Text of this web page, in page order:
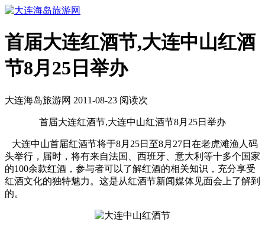
首届大连红酒节,大连中山红酒
节8月25日举办
大连海岛旅游网 2011-08-23 阅读次
首届大连红酒节,大连中山红酒节8月25日举办
大连中山首届红酒节将于8月25日至8月27日在老虎滩渔人码
头举行，届时，将有来自法国、西班牙、意大利等十多个国家
的100余款红酒，参与者可以了解红酒的相关知识，充分享受
红酒文化的独特魅力。这是从红酒节新闻媒体见面会上了解到
的。